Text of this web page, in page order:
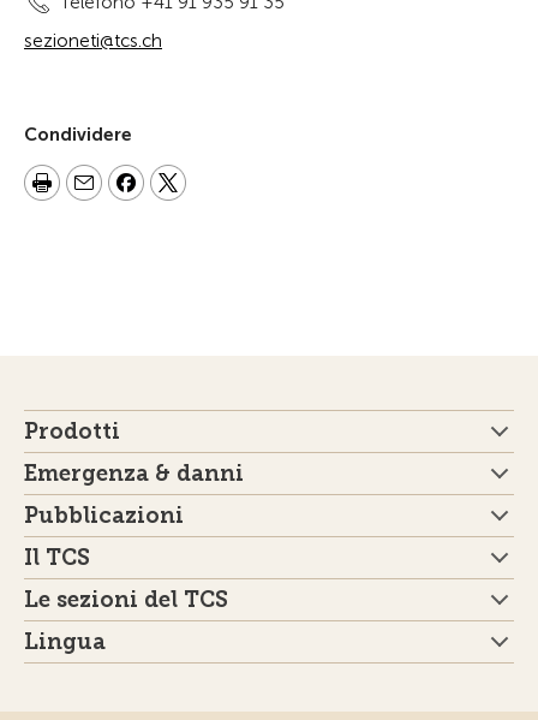
sezioneti@tcs.ch
Condividere
Prodotti
Emergenza & danni
Pubblicazioni
Il TCS
Le sezioni del TCS
Lingua